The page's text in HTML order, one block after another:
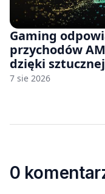
Gaming
przychodów
dzięki
7 sie 2026
0